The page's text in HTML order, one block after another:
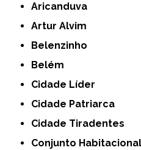
Aricanduva
Artur Alvim
Belenzinho
Belém
Cidade Líder
Cidade Patriarca
Cidade Tiradentes
Conjunto Habitacional Padre Manoel da